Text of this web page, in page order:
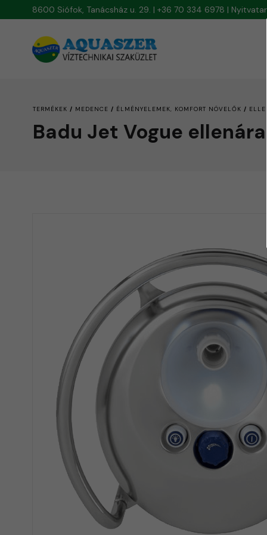
8600 Siófok, Tanácsház u. 29. | +36 70 334 6978 |
TERMÉKEK / MEDENCE / ÉLMÉNYELEMEK, KOMFORT NÖVELŐK /
Badu Jet Vogue